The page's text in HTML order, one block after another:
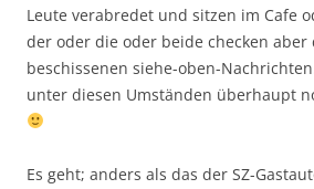
Leute verabredet und sitzen im Cafe
der oder die oder beide checken
beschissenen siehe-oben-
unter diesen Umständen überhaupt
Es geht; anders als das der SZ-